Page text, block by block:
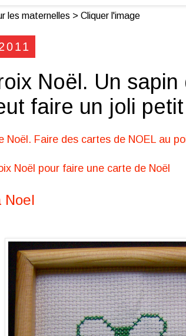
les maternelles > Cliquer l'image
Noël. Un
faire un joli
Noël. Faire des cartes de NOEL au
Noël pour faire une carte de Noël
Noel